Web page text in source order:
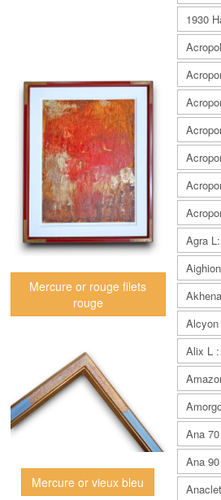
Mercure or rouge filets
rouge
Mercure or vieux bleu
1930
Agra
Alix L
Ana
Ana